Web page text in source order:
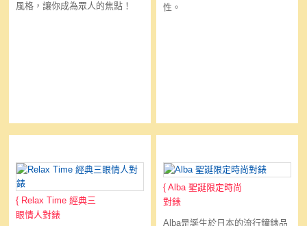
風格，讓你成為眾人的焦點！
性。
{ Relax Time 經典三
眼情人對錶
{Alba 聖誕限定時尚
對錶
Alba是誕生於日本的流行鐘錶品